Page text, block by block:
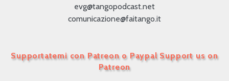
evg@tangopodcast.net
comunicazione@faitango.it
Supportatemi con Patreon o Paypal Support us on
Patreon